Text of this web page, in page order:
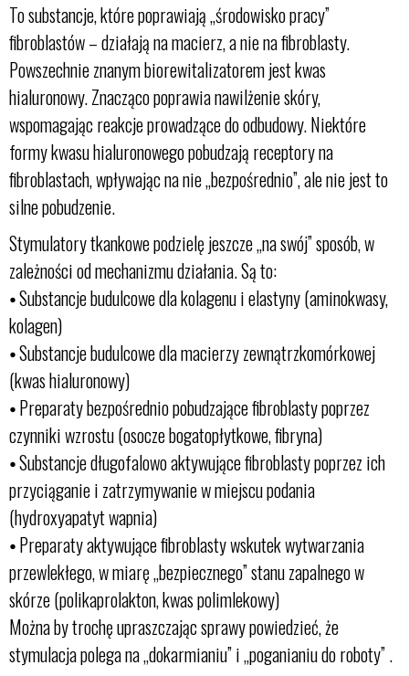
To substancje, które poprawiają „środowisko pracy”
fibroblastów – działają na macierz, a nie na fibroblasty.
Powszechnie znanym biorewitalizatorem jest kwas
hialuronowy. Znacząco poprawia nawilżenie skóry,
wspomagając reakcje prowadzące do odbudowy. Niektóre
formy kwasu hialuronowego pobudzają receptory na
fibroblastach, wpływając na nie „bezpośrednio”, ale nie jest to
silne pobudzenie.
Stymulatory tkankowe podzielę jeszcze „na swój” sposób, w
zależności od mechanizmu działania. Są to:
⦁ Substancje budulcowe dla kolagenu i elastyny (aminokwasy,
kolagen)
⦁ Substancje budulcowe dla macierzy zewnątrzkomórkowej
(kwas hialuronowy)
⦁ Preparaty bezpośrednio pobudzające fibroblasty poprzez
czynniki wzrostu (osocze bogatopłytkowe, fibryna)
⦁ Substancje długofalowo aktywujące fibroblasty poprzez ich
przyciąganie i zatrzymywanie w miejscu podania
(hydroxyapatyt wapnia)
⦁ Preparaty aktywujące fibroblasty wskutek wytwarzania
przewlekłego, w miarę „bezpiecznego” stanu zapalnego w
skórze (polikaprolakton, kwas polimlekowy)
Można by trochę upraszczając sprawy powiedzieć, że
stymulacja polega na „dokarmianiu” i „poganianiu do roboty” .